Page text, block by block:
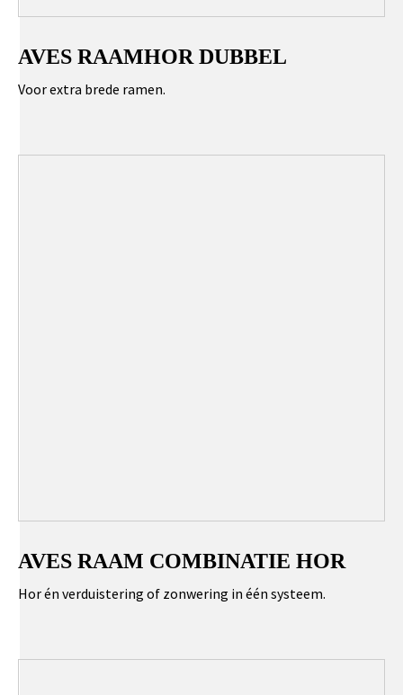
AVES RAAMHOR DUBBEL
Voor extra brede ramen.
AVES RAAM COMBINATIE HOR
Hor én verduistering of zonwering in één systeem.